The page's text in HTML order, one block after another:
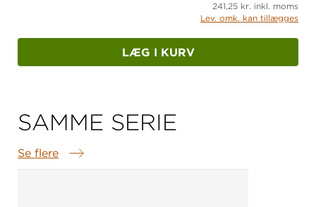
241,25 kr. inkl. moms
Lev. omk. kan tillægges
LÆG I KURV
SAMME SERIE
Se flere
Samme serie